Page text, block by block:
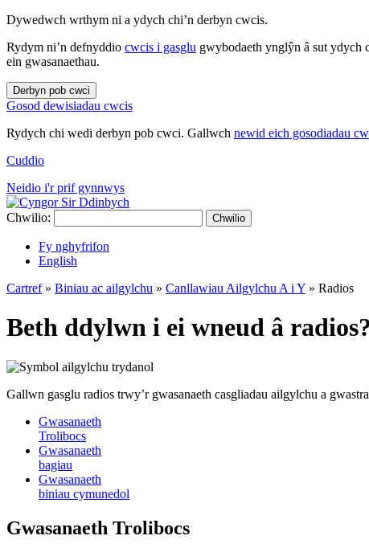
Dywedwch wrthym ni a ydych chi’n derbyn cwcis.
Rydym ni’n defnyddio cwcis i gasglu gwybodaeth ynglŷn â sut ydych
ein gwasanaethau.
Derbyn pob cwci
Gosod dewisiadau cwcis
Rydych chi wedi derbyn pob cwci. Gallwch newid eich gosodiadau
Cuddio
Neidio i'r prif gynnwys
Chwilio: Chwilio
Fy nghyfrifon
English
Cartref» Biniau ac ailgylchu » Canllawiau Ailgylchu A i Y » Radios
Beth ddylwn i ei wneud â radios?
Gallwn gasglu radios trwy’r gwasanaeth casgliadau ailgylchu a
Gwasanaeth
Trolibocs
Gwasanaeth
bagiau
Gwasanaeth
biniau cymunedol
Gwasanaeth Trolibocs